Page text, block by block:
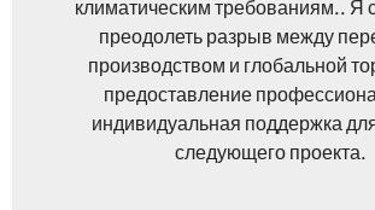
климатическим требованиям.. Я
преодолеть разрыв между
производством и глобальной
предоставление
индивидуальная поддержка
следующего проекта.